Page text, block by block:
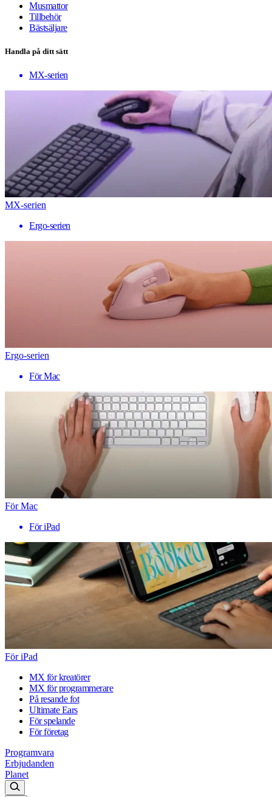
Musmattor
Tillbehör
Bästsäljare
Handla på ditt sätt
MX-serien
MX-serien
Ergo-serien
Ergo-serien
För Mac
För Mac
För iPad
För iPad
MX för kreatörer
MX för programmerare
På resande fot
Ultimate Ears
För spelande
För företag
Programvara
Erbjudanden
Planet